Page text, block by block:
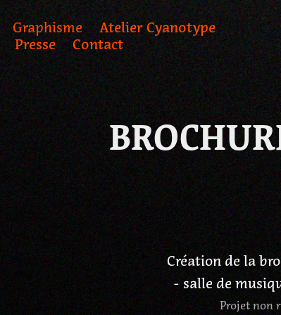
Graphisme
Atelier Cyanotype
Presse Contact
Création de la
- salle de
Projet non